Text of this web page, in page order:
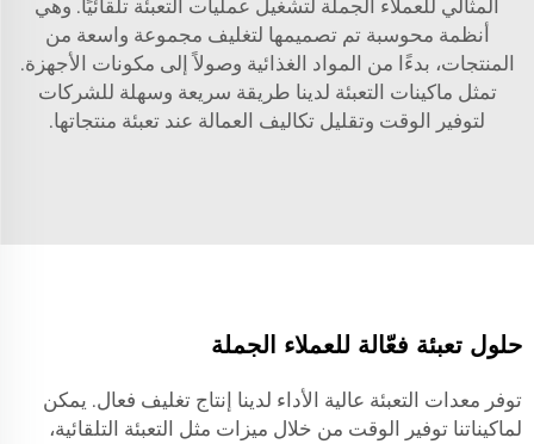
المثالي للعملاء الجملة لتشغيل عمليات التعبئة تلقائيًا. وهي
أنظمة محوسبة تم تصميمها لتغليف مجموعة واسعة من
المنتجات، بدءًا من المواد الغذائية وصولاً إلى مكونات الأجهزة.
تمثل ماكينات التعبئة لدينا طريقة سريعة وسهلة للشركات
لتوفير الوقت وتقليل تكاليف العمالة عند تعبئة منتجاتها.
حلول تعبئة فعّالة للعملاء الجملة
توفر معدات التعبئة عالية الأداء لدينا إنتاج تغليف فعال. يمكن
لماكيناتنا توفير الوقت من خلال ميزات مثل التعبئة التلقائية،